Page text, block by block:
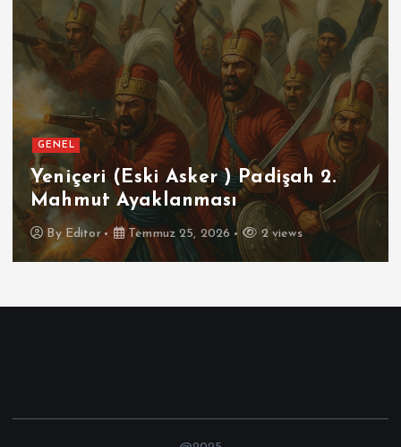
GENEL
Yeniçeri (Eski Asker ) Padişah 2.
Mahmut Ayaklanması
By Editor Temmuz 25, 2026 2 views